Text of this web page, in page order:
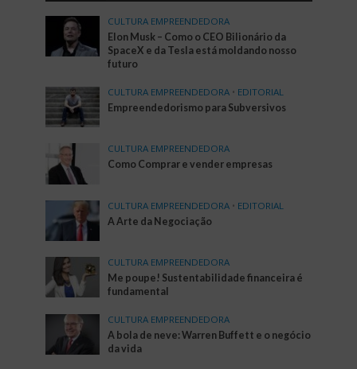
CULTURA EMPREENDEDORA
Elon Musk – Como o CEO Bilionário da
SpaceX e da Tesla está moldando nosso
futuro
CULTURA EMPREENDEDORA • EDITORIAL
Empreendedorismo para Subversivos
CULTURA EMPREENDEDORA
Como Comprar e vender empresas
CULTURA EMPREENDEDORA • EDITORIAL
A Arte da Negociação
CULTURA EMPREENDEDORA
Me poupe! Sustentabilidade financeira é
fundamental
CULTURA EMPREENDEDORA
A bola de neve: Warren Buffett e o negócio
da vida